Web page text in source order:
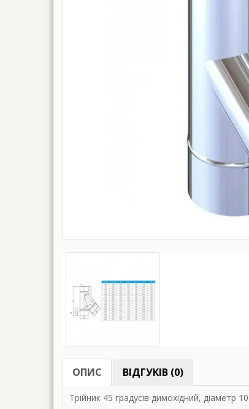
ОПИС ВІДГУКІВ (0)
Трійник 45 градусів димохідний,